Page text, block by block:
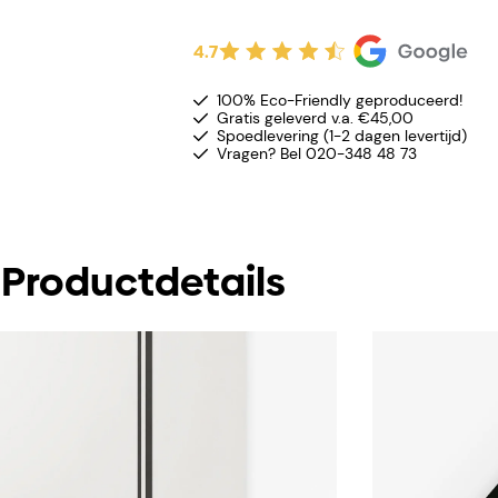
4.7
100% Eco-Friendly geproduceerd!
Gratis geleverd v.a. €45,00
Spoedlevering (1-2 dagen levertijd)
Vragen? Bel 020-348 48 73
Productdetails